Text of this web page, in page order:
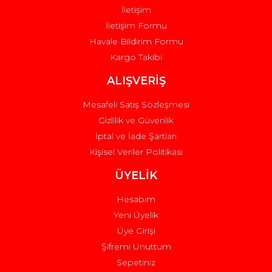
Gönder
İletişim
İletişim Formu
Havale Bildirim Formu
Kargo Takibi
ALIŞVERİŞ
Mesafeli Satış Sözleşmesi
Gizlilik ve Güvenlik
İptal ve İade Şartları
Kişisel Veriler Politikası
ÜYELİK
Hesabım
Yeni Üyelik
Üye Girişi
Şifremi Unuttum
Sepetiniz